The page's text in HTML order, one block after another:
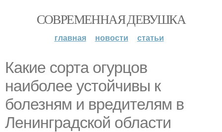
СОВРЕМЕННАЯ ДЕВУШКА
главная новости статьи
Какие сорта огурцов
наиболее устойчивы к
болезням и вредителям в
Ленинградской области